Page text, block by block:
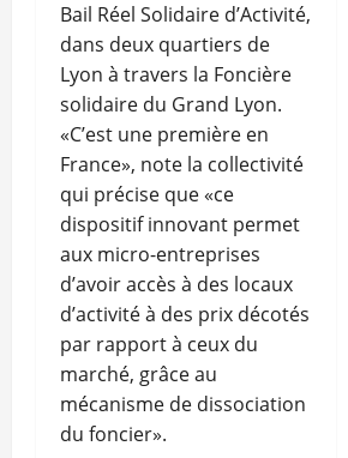
Bail Réel Solidaire d’Activité,
dans deux quartiers de
Lyon à travers la Foncière
solidaire du Grand Lyon.
«C’est une première en
France», note la collectivité
qui précise que «ce
dispositif innovant permet
aux micro-entreprises
d’avoir accès à des locaux
d’activité à des prix décotés
par rapport à ceux du
marché, grâce au
mécanisme de dissociation
du foncier».